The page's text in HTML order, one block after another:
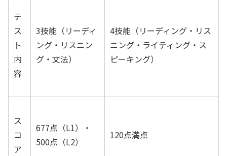
テ
ス
ト
内
容
3技能（リーディ
ング・リスニン
グ・文法）
4技能（リーディング・リス
ニング・ライティング・ス
ピーキング）
ス
コ
ア
677点（L1）・
500点（L2）
120点満点